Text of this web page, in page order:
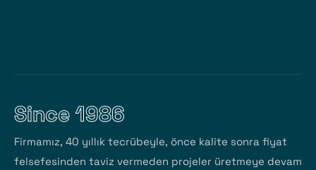
Since 1986
Firmamız, 40 yıllık tecrübeyle, önce kalite sonra fiyat
felsefesinden taviz vermeden projeler üretmeye devam